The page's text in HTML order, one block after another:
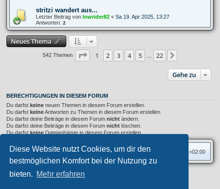
Diese Website nutzt Cookies, um dir den
bestmöglichen Komfort bei der Nutzung zu
bieten. Mehr erfahren
stritzi wandert aus...
Letzter Beitrag von lowrider82 « Sa 19. Apr 2025, 13:27
Antworten: 2
Neues Thema
542 Themen Seite 1von 22
1 2 3 4 5 22
Gehe zu
BERECHTIGUNGEN IN DIESEM FORUM
Du darfst keine neuen Themen in diesem Forum erstellen.
Du darfst keineAntworten zu Themen in diesem Forum erstellen.
Du darfst deine Beiträge in diesem Forum nicht ändern.
Du darfst deine Beiträge in diesem Forum nicht löschen.
Du darfst keine Dateianhänge in diesem Forum erstellen.
Foren-Übersicht Alle Zeiten sind UTC+02:00
Privates Forum ©